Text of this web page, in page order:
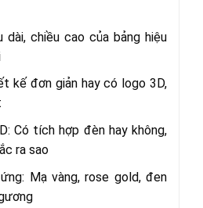
dài, chiều cao của bảng hiệu
kế đơn giản hay có logo 3D,
Có tích hợp đèn hay không,
ra sao
Mạ vàng, rose gold, đen